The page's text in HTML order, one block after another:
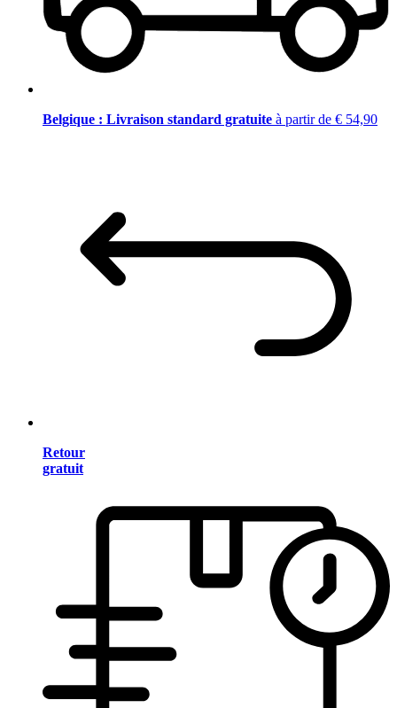
Belgique : Livraison standard gratuite à partir de € 54,90
Retour
gratuit